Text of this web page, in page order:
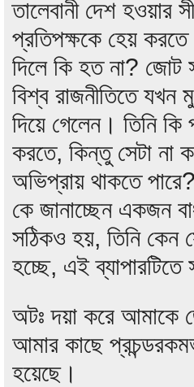
তালেবানী দেশ হওয়ার
প্রতিপক্ষকে হেয় করতে
দিলে কি হত না? জোট
বিশ্ব রাজনীতিতে
দিয়ে গেলেন। তিনি
করতে, কিন্তু সেটা না
অভিপ্রায় থাকতে
কে জানাচ্ছেন একজন
সঠিকও হয়, তিনি কেন
হচ্ছে, এই ব্যাপারটিতে
অটঃ দয়া করে আমাকে
আমার কাছে
হয়েছে।